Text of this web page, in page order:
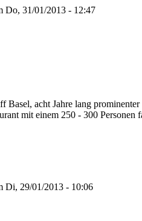
Do, 31/01/2013 - 12:47
acht Jahre lang
mit einem 250 - 300 Personen
Di, 29/01/2013 - 10:06